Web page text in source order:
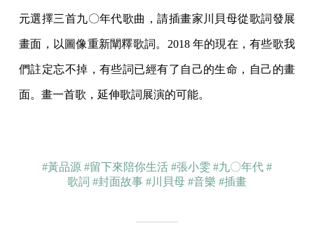
元選擇三首九〇年代歌曲，請插畫家川貝母從歌詞發展
畫面，以圖像重新闡釋歌詞。2018 年的現在，有些歌我
們註定忘不掉，有些詞已經有了自己的生命，自己的畫
面。畫一首歌，延伸歌詞展演的可能。
#黃品源 #留下來陪你生活 #張小雯 #九〇年代 #
歌詞 #封面故事 #川貝母 #音樂 #插畫